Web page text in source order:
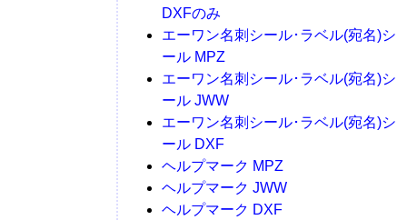
DXFのみ
エーワン名刺シール･ラベル(宛名)シ
ール MPZ
エーワン名刺シール･ラベル(宛名)シ
ール JWW
エーワン名刺シール･ラベル(宛名)シ
ール DXF
ヘルプマーク MPZ
ヘルプマーク JWW
ヘルプマーク DXF